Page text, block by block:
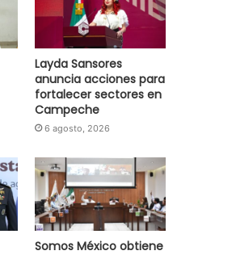
Layda Sansores
anuncia acciones para
fortalecer sectores en
Campeche
6 agosto, 2026
Somos México obtiene